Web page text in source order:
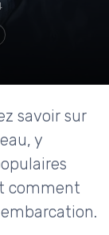
savoir sur
y
comment